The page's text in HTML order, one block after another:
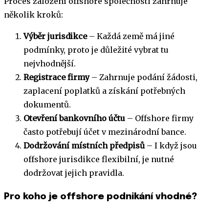
několik kroků:
Výběr jurisdikce– Každá země má jiné
podmínky, proto je důležité vybrat tu
nejvhodnější.
Registrace firmy– Zahrnuje podání žádosti,
zaplacení poplatků a získání potřebných
dokumentů.
Otevření bankovního účtu – Offshore firmy
často potřebují účet v mezinárodní bance.
Dodržování místních předpisů – I když jsou
offshore jurisdikce flexibilní, je nutné
dodržovat jejich pravidla.
Pro koho je offshore podnikání vhodné?